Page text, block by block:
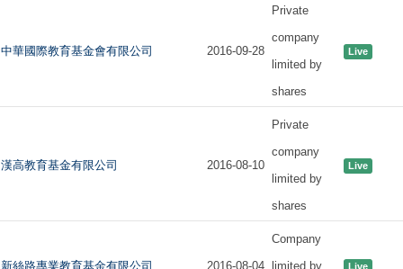
中華國際教育基金會有限公司 2016-09-28
Private
company
limited by
shares
Live
漢高教育基金有限公司 2016-08-10
Private
company
limited by
shares
Live
新絲路專業教育基金有限公司 2016-08-04
Company
limited by
Live